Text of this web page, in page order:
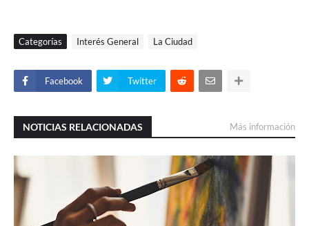
Categorías Interés General La Ciudad
Facebook Twitter
NOTICIAS RELACIONADAS Más información